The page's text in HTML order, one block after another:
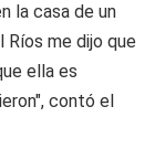
la casa de un
Ríos me dijo que
ella es
contó el